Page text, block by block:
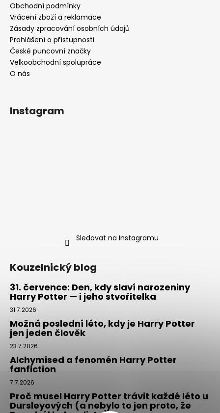
Obchodní podmínky
Vrácení zboží a reklamace
Zásady zpracování osobních údajů
Prohlášení o přístupnosti
České puncovní značky
Velkoobchodní spolupráce
O nás
Instagram
Sledovat na Instagramu
Kouzelnický blog
31. července: Den, kdy slaví narozeniny
Harry Potter — i jeho stvořitelka
31.7.2026
Možná poslední léto, kdy je Harry Potter
jen jeden člověk
23.7.2026
Alchymised a fenomén Harry Potter
fanfiction
7.7.2026
Proč musel Harry Potter trávit každé léto u
Dursleyových (a nebylo to jen proto, že